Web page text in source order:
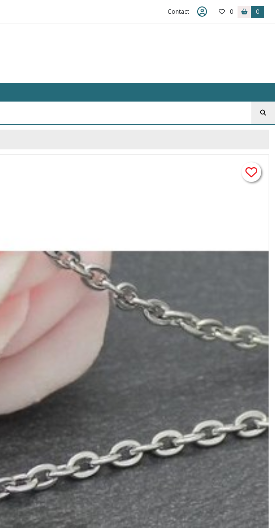
Contact 0 0